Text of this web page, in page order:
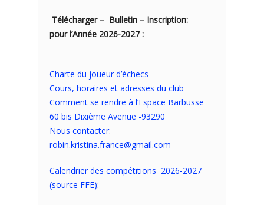
Télécharger – Bulletin – Inscription:
pour l’Année 2026-2027 :
Charte du joueur d’échecs
Cours, horaires et adresses du club
Comment se rendre à l’Espace Barbusse
60 bis Dixième Avenue -93290
Nous contacter:
robin.kristina.france@gmail.com
Calendrier des compétitions 2026-2027
(source FFE):